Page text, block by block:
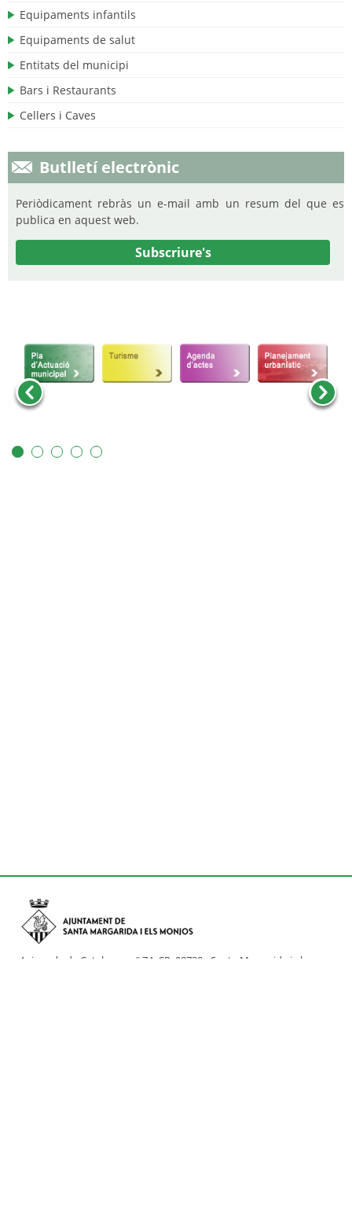
Equipaments infantils
Equipaments de salut
Entitats del municipi
Bars i Restaurants
Cellers i Caves
Butlletí electrònic
Periòdicament rebràs un e-mail amb un resum del que es
publica en aquest web.
Subscriure's
Avinguda de Catalunya nº 74, CP: 08730 - Santa Margarida i els